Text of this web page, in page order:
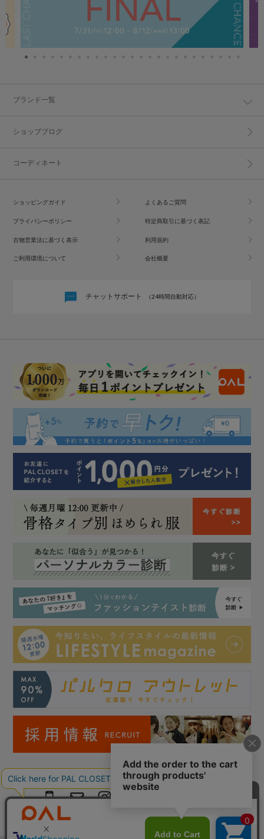
ブランド一覧
ショップブログ
コーディネート
ショッピングガイド よくあるご質問
プライバシーポリシー 特定商取引に基づく表記
古物営業法に基づく表示 利用規約
ご利用環境について 会社概要
チャットサポート （24時間自動対応）